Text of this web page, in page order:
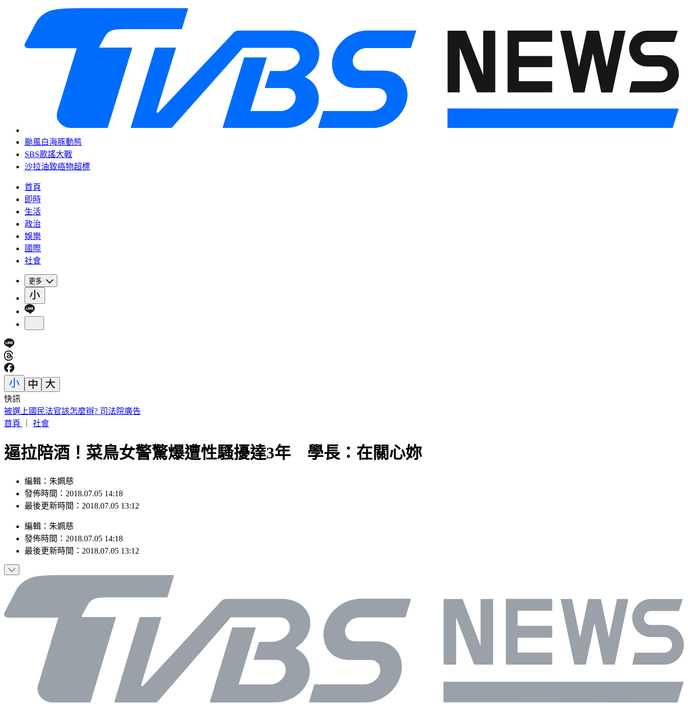
颱風白海豚動態
SBS歌謠大戰
沙拉油致癌物超標
首頁
即時
生活
政治
娛樂
國際
社會
更多
快訊
IU無預警召喚前男友 韓網替「她」心疼：很不舒服
首頁
社會
逼拉陪酒！菜鳥女警驚爆遭性騷擾達3年 學長：在關心妳
編輯：朱姵慈
發佈時間：2018.07.05 14:18
最後更新時間：2018.07.05 13:12
編輯 ： 朱姵慈
發佈時間： 2018.07.05 14:18
最後更新時間： 2018.07.05 13:12